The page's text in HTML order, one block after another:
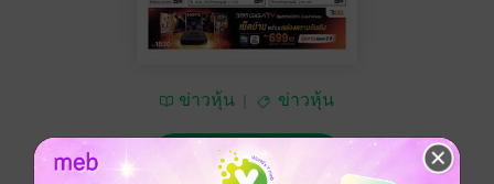
ข่าวหุ้น ข่าวหุ้น
ซื้อ 15 บาท